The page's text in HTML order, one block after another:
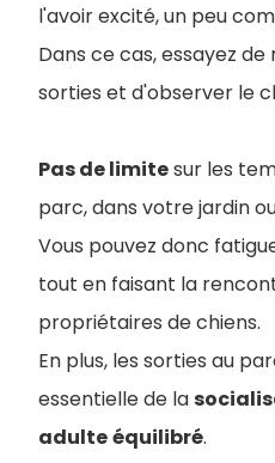
l'avoir excité, un peu
Dans ce cas, essayez
sorties et d'observer le
Pas de limitesur les
parc, dans votre jardin
Vous pouvez donc
tout en faisant la
propriétaires de chiens.
En plus, les sorties au
essentielle de la
adulteéquilibré.